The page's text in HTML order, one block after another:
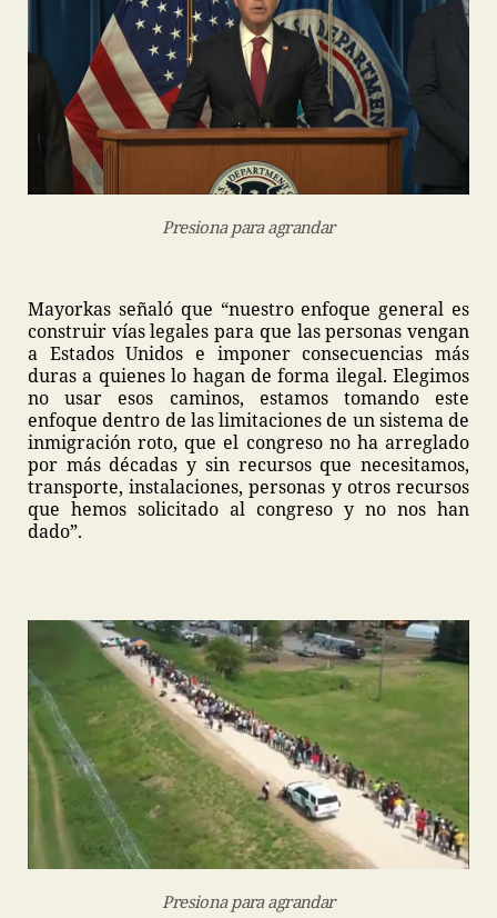
Presiona para agrandar
Mayorkas señaló que “nuestro enfoque general es
construir vías legales para que las personas vengan
a Estados Unidos e imponer consecuencias más
duras a quienes lo hagan de forma ilegal. Elegimos
no usar esos caminos, estamos tomando este
enfoque dentro de las limitaciones de un sistema de
inmigración roto, que el congreso no ha arreglado
por más décadas y sin recursos que necesitamos,
transporte, instalaciones, personas y otros recursos
que hemos solicitado al congreso y no nos han
dado”.
Presiona para agrandar